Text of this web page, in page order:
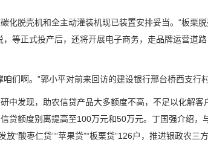
脱壳机和全主动灌装机现已装置安排妥当。“板栗
等正式投产后，还将开展电子商务，走品牌运营道
啊。”郭小平对前来回访的建设银行邢台桥西支行村
发现，助农信贷产品大多额度不高，不足以化解客
贷额度别离提高至100万元和50万元。丁国强介绍，
“酸枣仁贷”“苹果贷”“板栗贷”126户，推进银政农三方